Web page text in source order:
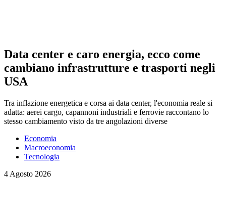
Data center e caro energia, ecco come
cambiano infrastrutture e trasporti negli
USA
Tra inflazione energetica e corsa ai data center, l'economia reale si
adatta: aerei cargo, capannoni industriali e ferrovie raccontano lo
stesso cambiamento visto da tre angolazioni diverse
Economia
Macroeconomia
Tecnologia
4 Agosto 2026